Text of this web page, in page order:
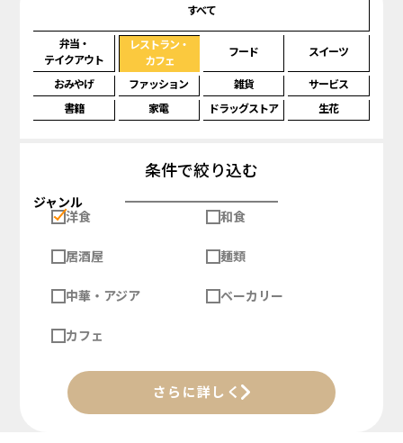
すべて
弁当・
テイクアウト
レストラン・
カフェ
フード スイーツ
おみやげ ファッション 雑貨
サービス
書籍
家電 ドラッグストア 生花
条件で絞り込む
ジャンル
洋食
和食
居酒屋 麺類
中華・アジア ベーカリー
カフェ
さらに詳しく